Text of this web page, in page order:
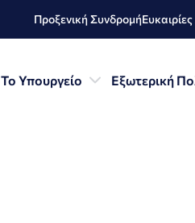
Προξενική Συνδρομή
Το Υπουργείο Εξωτερική